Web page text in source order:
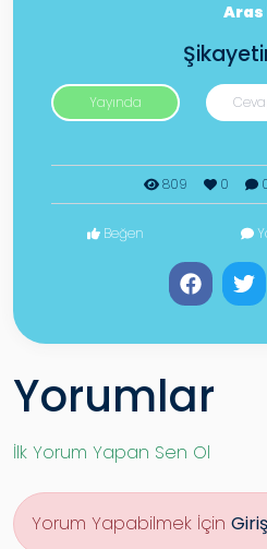
Aras
Yayında
809 0
Beğen
Yorumlar
İlk Yorum Yapan Sen Ol
Yorum Yapabilmek İçin